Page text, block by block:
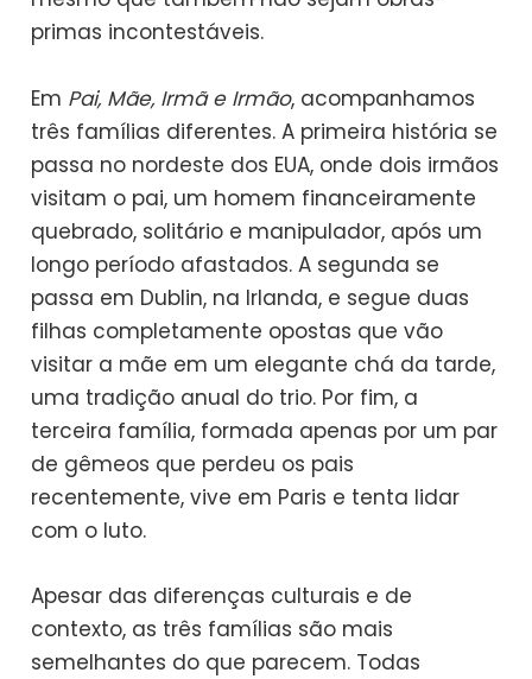
primas incontestáveis.
Em Pai, Mãe, Irmã e Irmão, acompanhamos
três famílias diferentes. A primeira história se
passa no nordeste dos EUA, onde dois irmãos
visitam o pai, um homem financeiramente
quebrado, solitário e manipulador, após um
longo período afastados. A segunda se
passa em Dublin, na Irlanda, e segue duas
filhas completamente opostas que vão
visitar a mãe em um elegante chá da tarde,
uma tradição anual do trio. Por fim, a
terceira família, formada apenas por um par
de gêmeos que perdeu os pais
recentemente, vive em Paris e tenta lidar
com o luto.
Apesar das diferenças culturais e de
contexto, as três famílias são mais
semelhantes do que parecem. Todas